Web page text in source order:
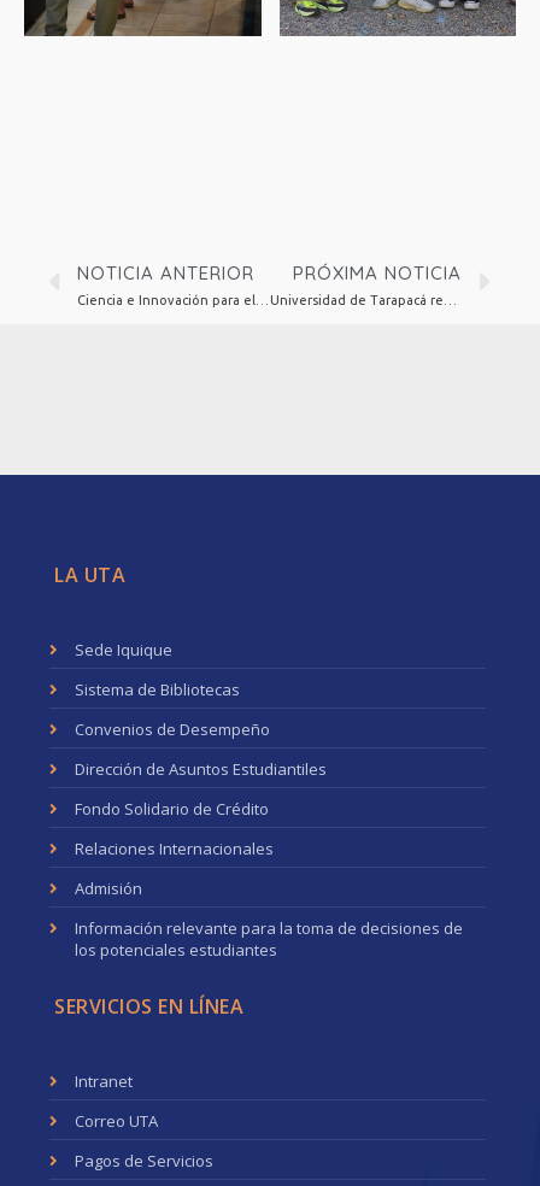
NOTICIA ANTERIOR PRÓXIMA NOTICIA
LA UTA
Sede Iquique
Sistema de Bibliotecas
Convenios de Desempeño
Dirección de Asuntos Estudiantiles
Fondo Solidario de Crédito
Relaciones Internacionales
Admisión
Información relevante para la toma de decisiones de
los potenciales estudiantes
SERVICIOS EN LÍNEA
Intranet
Correo UTA
Pagos de Servicios